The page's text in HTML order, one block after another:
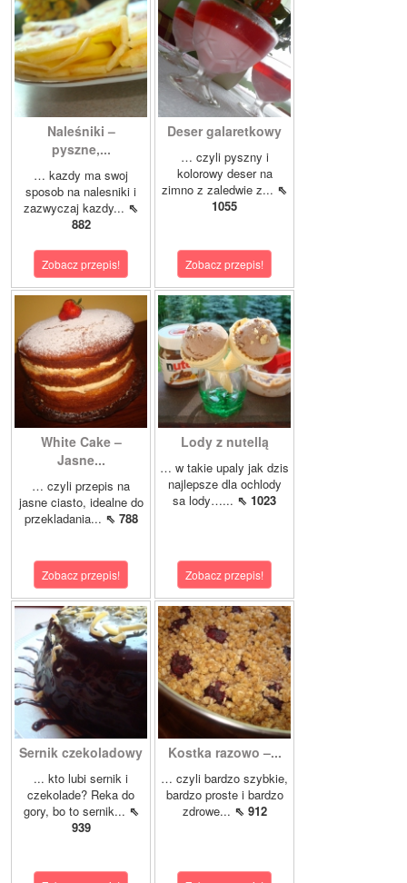
Naleśniki –
pyszne,...
… kazdy ma swoj
sposob na nalesniki i
zazwyczaj kazdy... ⇖
882
Zobacz przepis!
Deser galaretkowy
… czyli pyszny i
kolorowy deser na
zimno z zaledwie z... ⇖
1055
Zobacz przepis!
White Cake –
Jasne...
… czyli przepis na
jasne ciasto, idealne do
przekladania... ⇖ 788
Zobacz przepis!
Lody z nutellą
… w takie upaly jak dzis
najlepsze dla ochlody
sa lody…... ⇖ 1023
Zobacz przepis!
Sernik czekoladowy
... kto lubi sernik i
czekolade? Reka do
gory, bo to sernik... ⇖
939
Kostka razowo –...
… czyli bardzo szybkie,
bardzo proste i bardzo
zdrowe... ⇖ 912